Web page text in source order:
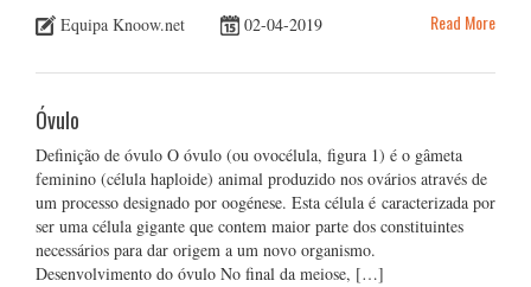
Equipa Knoow.net
02-04-2019 Read More
Óvulo
Definição de óvulo O óvulo (ou ovocélula, figura 1) é o gâmeta
feminino (célula haploide) animal produzido nos ovários através de
um processo designado por oogénese. Esta célula é caracterizada por
ser uma célula gigante que contem maior parte dos constituintes
necessários para dar origem a um novo organismo.
Desenvolvimento do óvulo No final da meiose, […]